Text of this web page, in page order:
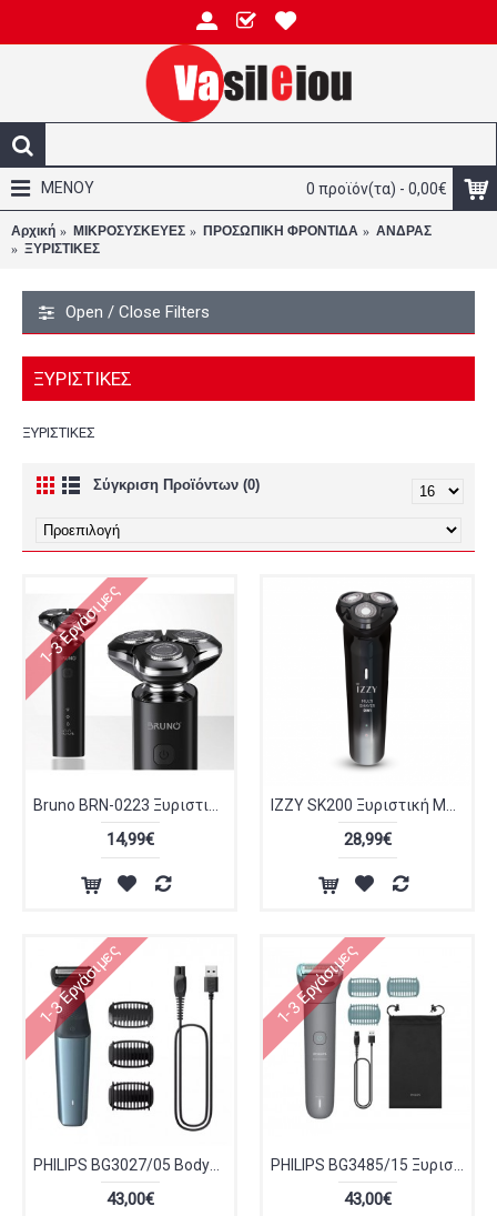
0 προϊόν(τα) - 0,00€
ΜΕΝΟΥ
Αρχική ΜΙΚΡΟΣΥΣΚΕΥΕΣ ΠΡΟΣΩΠΙΚΗ ΦΡΟΝΤΙΔΑ
ΑΝΔΡΑΣ
ΞΥΡΙΣΤΙΚΕΣ
Open / Close Filters
ΞΥΡΙΣΤΙΚΕΣ
ΞΥΡΙΣΤΙΚΕΣ
Σύγκριση Προϊόντων (0)
1-3 Εργάσιμες
14,99€ 28,99€
1-3 Εργάσιμες
43,00€
1-3 Εργάσιμες
43,00€